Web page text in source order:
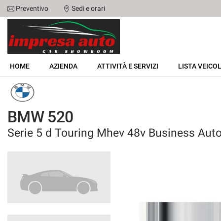
HOME
AZIENDA
ATTIVITÀ E SERVIZI
LISTA VEICOLI
ACQUISTIAMO USATO
Preventivo Sedi e orari
HOME AZIENDA ATTIVITÀ E SERVIZI LISTA
BMW 520
Serie 5 d Touring Mhev 48v Business Auto
Le
preferenze
di
consenso
Il
seguente
pannello
consente
esprimere
consenso
tecnologie
di